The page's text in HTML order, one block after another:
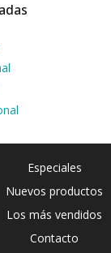
Especiales
Nuevos productos
Los más vendidos
Contacto